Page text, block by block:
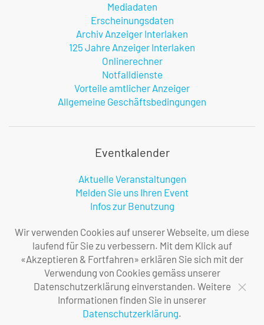
Mediadaten
Erscheinungsdaten
Archiv Anzeiger Interlaken
125 Jahre Anzeiger Interlaken
Onlinerechner
Notfalldienste
Vorteile amtlicher Anzeiger
Allgemeine Geschäftsbedingungen
Eventkalender
Aktuelle Veranstaltungen
Melden Sie uns Ihren Event
Infos zur Benutzung
Firma
Über uns
Ihre Ansprechpersonen
Impressum
Wir verwenden Cookies auf unserer Webseite, um diese
laufend für Sie zu verbessern. Mit dem Klick auf
«Akzeptieren & Fortfahren» erklären Sie sich mit der
Verwendung von Cookies gemäss unserer
Datenschutzerklärung einverstanden. Weitere
Informationen finden Sie in unserer
Datenschutzerklärung.